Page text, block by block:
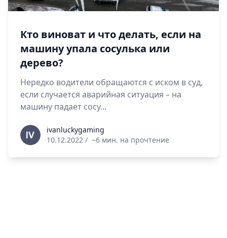
Кто виноват и что делать, если на
машину упала сосулька или
дерево?
Нередко водители обращаются с иском в суд,
если случается аварийная ситуация – на
машину падает сосу...
ivanluckygaming
ivanluckygaming
10.12.2022 / ~6 мин. на прочтение